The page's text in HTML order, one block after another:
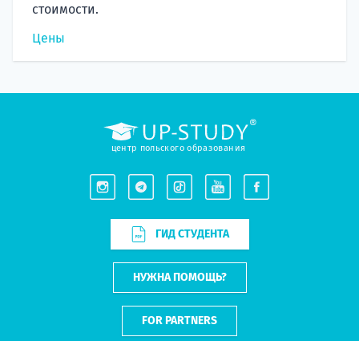
стоимости.
Цены
центр польского образования
ГИД СТУДЕНТА
НУЖНА ПОМОЩЬ?
FOR PARTNERS